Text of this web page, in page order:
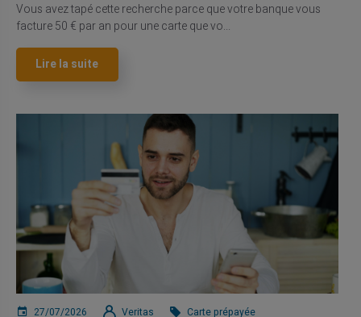
Vous avez tapé cette recherche parce que votre banque vous
facture 50 € par an pour une carte que vo...
Lire la suite
27/07/2026 Veritas Carte prépayée